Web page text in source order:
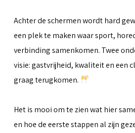
Achter de schermen wordt hard
een plek te maken waar sport,
verbinding samenkomen. Twee
visie: gastvrijheid, kwaliteit en een
graag terugkomen.
Het is mooi om te zien wat hier
en hoe de eerste stappen al zijn